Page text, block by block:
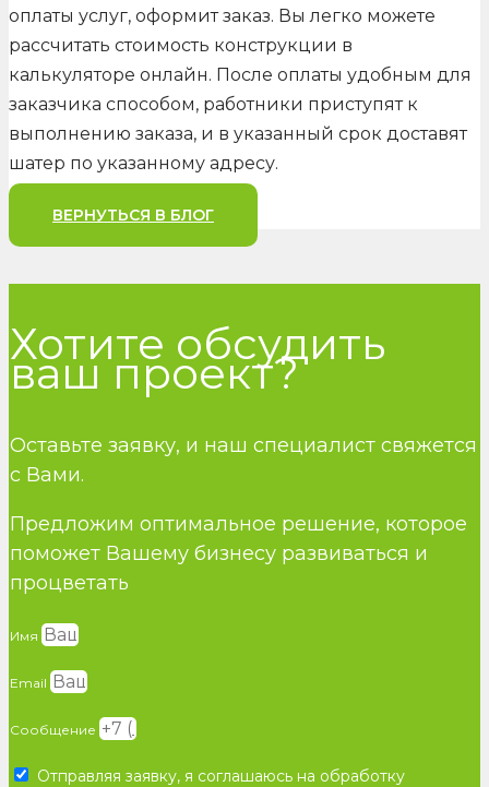
оплаты услуг, оформит заказ. Вы легко можете
рассчитать стоимость конструкции в
калькуляторе онлайн. После оплаты удобным для
заказчика способом, работники приступят к
выполнению заказа, и в указанный срок доставят
шатер по указанному адресу.
ВЕРНУТЬСЯ В БЛОГ
Хотите обсудить
ваш проект?
Оставьте заявку, и наш специалист свяжется
с Вами.
Предложим оптимальное решение, которое
поможет Вашему бизнесу развиваться и
процветать
Имя
Email
Сообщение
Отправляя заявку, я соглашаюсь на обработку